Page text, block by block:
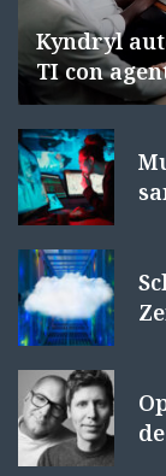
Kyndryl
TI con